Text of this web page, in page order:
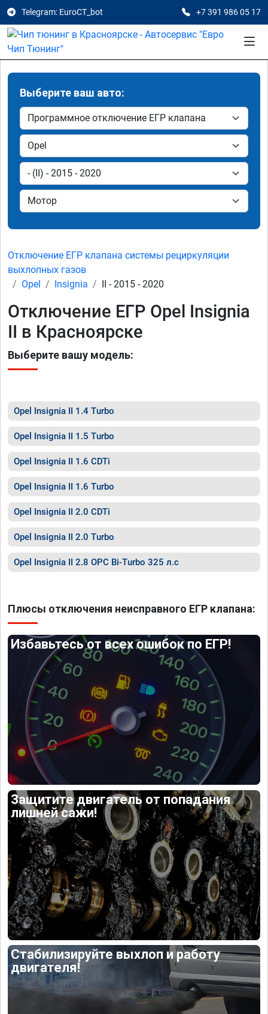
Telegram: EuroCT_bot +7 391 986 05 17
Выберите ваш авто:
Отключение ЕГР клапана системы рециркуляции
выхлопных газов
Opel
Insignia II - 2015 - 2020
Отключение ЕГР Opel Insignia
II в Красноярске
Выберите вашу модель:
Opel Insignia II 1.4 Turbo
Opel Insignia II 1.5 Turbo
Opel Insignia II 1.6 CDTi
Opel Insignia II 1.6 Turbo
Opel Insignia II 2.0 CDTi
Opel Insignia II 2.0 Turbo
Opel Insignia II 2.8 OPC Bi-Turbo 325 л.с
Плюсы отключения неисправного ЕГР клапана:
Избавьтесь от всех ошибок по ЕГР!
Защитите двигатель от попадания
лишней сажи!
Стабилизируйте выхлоп и работу
двигателя!